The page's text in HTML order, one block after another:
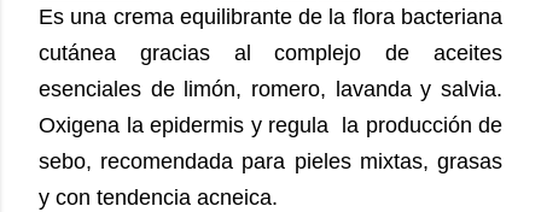
Es una crema equilibrante de la flora bacteriana
cutánea gracias al complejo de aceites
esenciales de limón, romero, lavanda y salvia.
Oxigena la epidermis y regula la producción de
sebo, recomendada para pieles mixtas, grasas
y con tendencia acneica.